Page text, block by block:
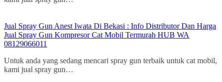
Jual Spray Gun Anest Iwata Di Bekasi : Info Distributor Dan Harga
Jual Spray Gun Kompresor Cat Mobil Termurah HUB WA
08129066011
Untuk anda yang sedang mencari spray gun terbaik untuk cat mobil,
kami jual spray gun…